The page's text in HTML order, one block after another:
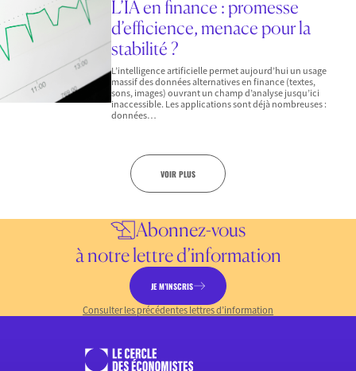
L’IA en finance : promesse
d’efficience, menace pour la
stabilité ?
L’intelligence artificielle permet aujourd’hui un usage
massif des données alternatives en finance (textes,
sons, images) ouvrant un champ d’analyse jusqu’ici
inaccessible. Les applications sont déjà nombreuses :
données…
VOIR PLUS
Abonnez-vous
à notre lettre d’information
JE M’INSCRIS
Consulter les précédentes lettres d’information